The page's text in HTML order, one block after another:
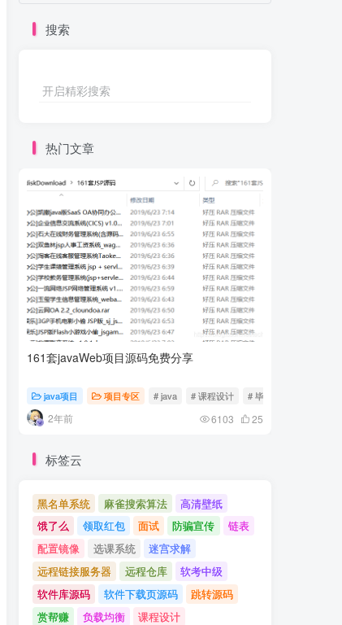
搜索
开启精彩搜索
热门文章
161套javaWeb项目源码免费分享
java项目 项目专区 # java # 课程设计 # 毕业设计
2年前 6103 25
标签云
黑名单系统 麻雀搜索算法
高清壁纸
饿了么
领取红包 面试 防骗宣传
链表
配置镜像
选课系统
迷宫求解
远程链接服务器
远程仓库
软考中级
软件库源码
软件下载页源码
跳转源码
赏帮赚
负载均衡 课程设计